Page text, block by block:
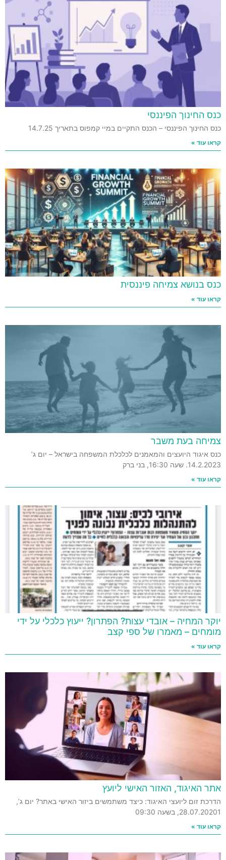
כנס החינוך הפיננסי
כנס החינוך הפיננסי – הכנס התקיים במיי קמפוס בתאריך 14.7.25
קראו עוד »
כנס בנושא צמיחה פיננסית
קראו עוד »
צמיחה בעת משבר
כנס איגוד היועצים והמאמנים לכלכלת המשפחה בישראל – יום ג’
14.2.2023. שעה 16:30, בני ברק
קראו עוד »
יוקר המחיה – אובדי עצות? הפתרון? ייעוץ כלכלי על ידי
מומחים – מאמרו של ספי קצב
קראו עוד »
אתר האיגוד, האזור האישי ליועץ
הדרכת זום ליועצי האיגוד: כיצד משתמשים ביזור האישי באתר? יום ג’,
28.07.20201, בשעה 09:30
קראו עוד »